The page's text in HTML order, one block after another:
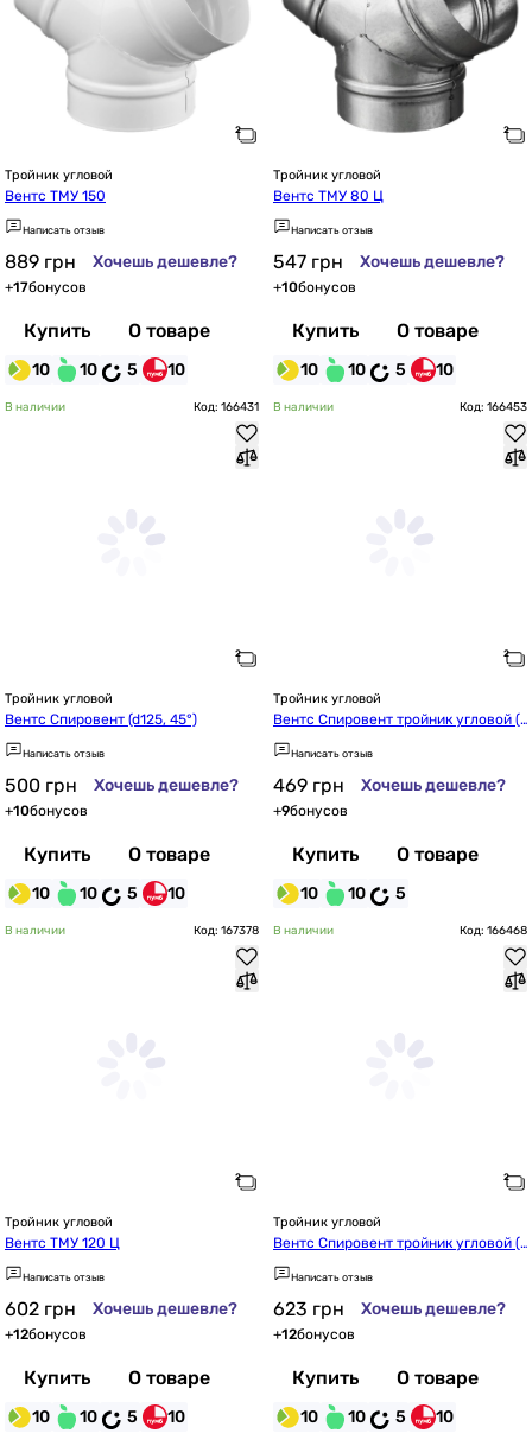
Тройник угловой
Вентс ТМУ 150
Написать отзыв
889 грн Хочешь дешевле?
+17бонусов
Купить О товаре
10 10 5 10
Тройник угловой
Вентс ТМУ 80 Ц
Написать отзыв
547 грн Хочешь дешевле?
+10бонусов
Купить О товаре
10 10 5 10
В наличии Код: 166431
Тройник угловой
Вентс Спировент (d125, 45°)
Написать отзыв
500 грн Хочешь дешевле?
+10бонусов
Купить О товаре
10 10 5 10
В наличии Код: 166453
Тройник угловой
Вентс Спировент тройник угловой (d
140, 45°)
Написать отзыв
469 грн Хочешь дешевле?
+9бонусов
Купить О товаре
10 10 5
В наличии Код: 167378
Тройник угловой
Вентс ТМУ 120 Ц
Написать отзыв
602 грн Хочешь дешевле?
+12бонусов
Купить О товаре
10 10 5 10
В наличии Код: 166468
Тройник угловой
Вентс Спировент тройник угловой (d
224/125, 45°)
Написать отзыв
623 грн Хочешь дешевле?
+12бонусов
Купить О товаре
10 10 5 10